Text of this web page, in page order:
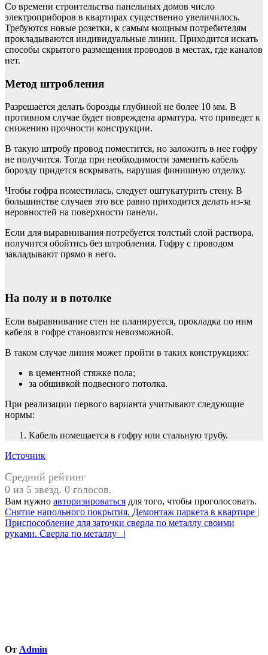
Со времени строительства панельных домов число
электроприборов в квартирах существенно увеличилось.
Требуются новые розетки, к самым мощным потребителям
прокладываются индивидуальные линии. Приходится искать
способы скрытого размещения проводов в местах, где каналов
нет.
Метод штробления
Разрешается делать борозды глубиной не более 10 мм. В
противном случае будет повреждена арматура, что приведет к
снижению прочности конструкции.
В такую штробу провод поместится, но заложить в нее гофру
не получится. Тогда при необходимости заменить кабель
борозду придется вскрывать, нарушая финишную отделку.
Чтобы гофра поместилась, следует оштукатурить стену. В
большинстве случаев это все равно приходится делать из-за
неровностей на поверхности панели.
Если для выравнивания потребуется толстый слой раствора,
получится обойтись без штробления. Гофру с проводом
закладывают прямо в него.
На полу и в потолке
Если выравнивание стен не планируется, прокладка по ним
кабеля в гофре становится невозможной.
В таком случае линия может пройти в таких конструкциях:
в цементной стяжке пола;
за обшивкой подвесного потолка.
При реализации первого варианта учитывают следующие
нормы:
Кабель помещается в гофру или стальную трубу.
Источник
Средний рейтинг
0 из 5 звезд. 0 голосов.
Вам нужно авторизироваться для того, чтобы проголосовать.
Навигация
по
Снятие напольного покрытия. Демонтаж паркета в квартире |
Приспособление для заточки сверла по металлу своими
руками. Сверла по металлу |
От Admin